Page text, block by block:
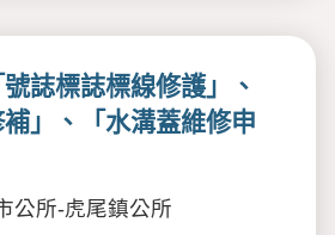
誌標誌標線修護」、
補」、「水溝蓋維修申
公所-虎尾鎮公所